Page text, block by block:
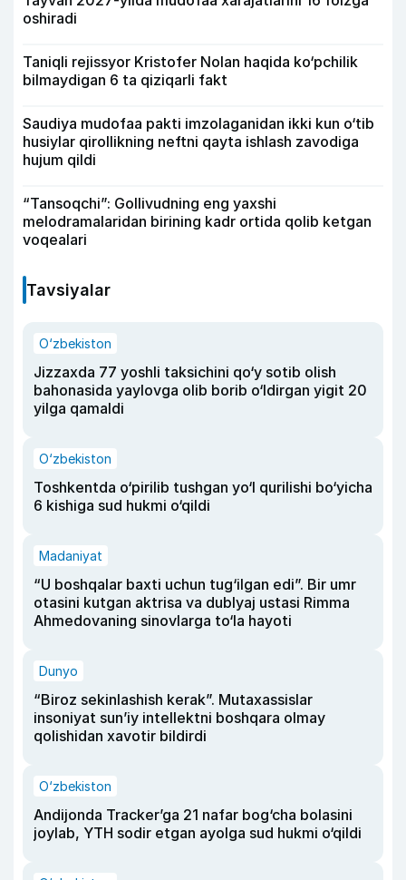
oshiradi
Taniqli rejissyor Kristofer Nolan haqida ko‘pchilik
bilmaydigan 6 ta qiziqarli fakt
Saudiya mudofaa pakti imzolaganidan ikki kun o‘tib
husiylar qirollikning neftni qayta ishlash zavodiga
hujum qildi
“Tansoqchi”: Gollivudning eng yaxshi
melodramalaridan birining kadr ortida qolib ketgan
voqealari
Tavsiyalar
O‘zbekiston
Jizzaxda 77 yoshli taksichini qo‘y sotib olish
bahonasida yaylovga olib borib o‘ldirgan yigit 20
yilga qamaldi
O‘zbekiston
Toshkentda o‘pirilib tushgan yo‘l qurilishi bo‘yicha
6 kishiga sud hukmi o‘qildi
Madaniyat
“U boshqalar baxti uchun tug‘ilgan edi”. Bir umr
otasini kutgan aktrisa va dublyaj ustasi Rimma
Ahmedovaning sinovlarga to‘la hayoti
Dunyo
“Biroz sekinlashish kerak”. Mutaxassislar
insoniyat sun’iy intellektni boshqara olmay
qolishidan xavotir bildirdi
O‘zbekiston
Andijonda Tracker’ga 21 nafar bog‘cha bolasini
joylab, YTH sodir etgan ayolga sud hukmi o‘qildi